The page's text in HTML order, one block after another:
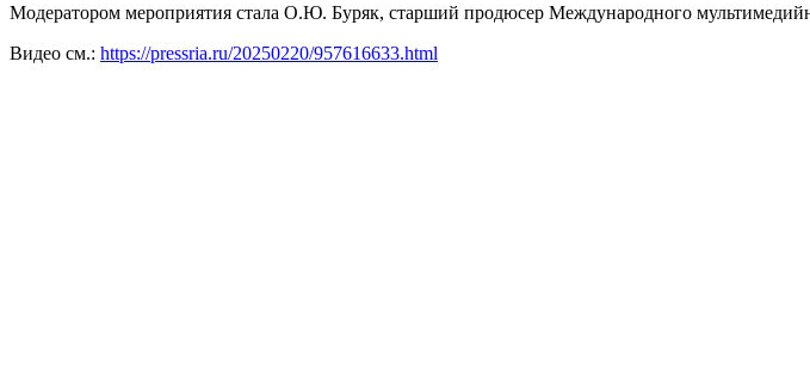
Модератором мероприятия стала О.Ю. Буряк, старший продюсер Международного
Видео см.: https://pressria.ru/20250220/957616633.html